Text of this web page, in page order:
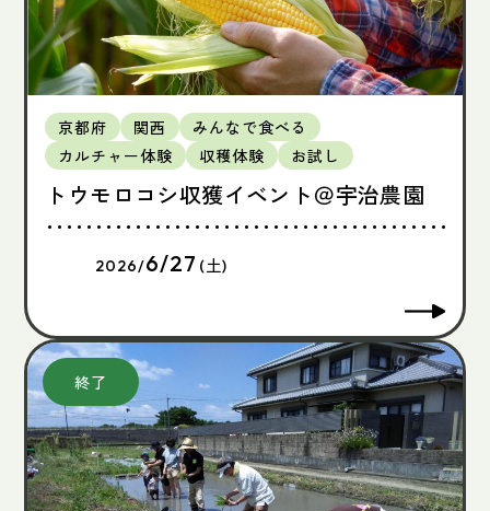
京都府 関西
みんなで食べる
カルチャー体験
収穫体験 お試し
トウモロコシ収獲イベント＠宇治農園
2026/6/27 (土)